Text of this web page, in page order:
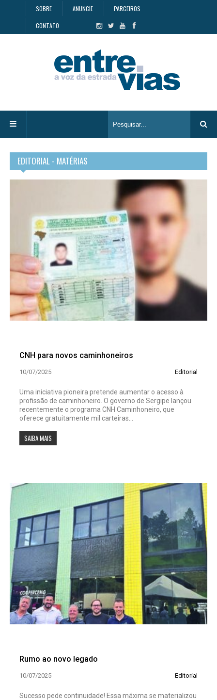
SOBRE ANUNCIE PARCEIROS
CONTATO
EDITORIAL - MATÉRIAS
CNH para novos caminhoneiros
10/07/2025 Editorial
Uma iniciativa pioneira pretende aumentar o acesso à
profissão de caminhoneiro. O governo de Sergipe lançou
recentemente o programa CNH Caminhoneiro, que
oferece gratuitamente mil carteiras...
SAIBA MAIS
Rumo ao novo legado
10/07/2025 Editorial
Sucesso pede continuidade! Essa máxima se materializou